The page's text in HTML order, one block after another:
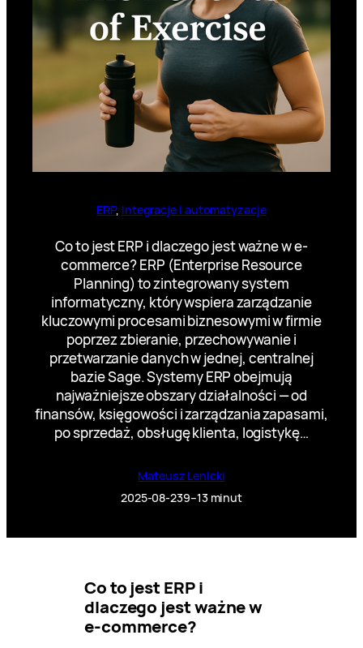
ERP, Integracje i automatyzacje
Co to jest ERP i dlaczego jest ważne w e-
commerce? ERP (Enterprise Resource
Planning) to zintegrowany system
informatyczny, który wspiera zarządzanie
kluczowymi procesami biznesowymi w firmie
poprzez zbieranie, przechowywanie i
przetwarzanie danych w jednej, centralnej
bazie Sage. Systemy ERP obejmują
najważniejsze obszary działalności — od
finansów, księgowości i zarządzania zapasami,
po sprzedaż, obsługę klienta, logistykę…
Mateusz Lenicki
2025-08-239–13 minut
Co to jest ERP i
dlaczego jest ważne w
e-commerce?